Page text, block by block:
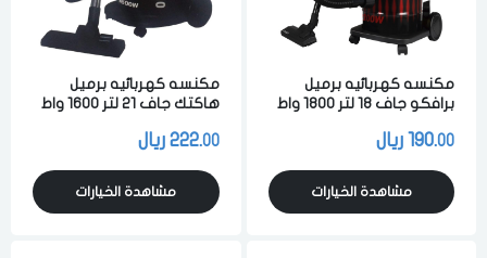
مكنسه كهربائيه برميل
برافكو جاف 18 لتر 1800 واط
190.00 ريال
مشاهدة الخيارات
مكنسه كهربائيه برميل
هاكتك جاف 21 لتر 1600 واط
222.00 ريال
مشاهدة الخيارات